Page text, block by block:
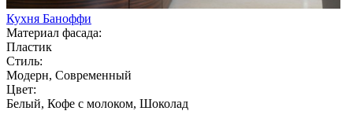
Кухня Баноффи
Материал фасада:
Пластик
Стиль:
Модерн, Современный
Цвет:
Белый, Кофе с молоком, Шоколад